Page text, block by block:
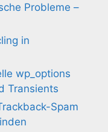
Probleme –
in
wp_options
Transients
Spam